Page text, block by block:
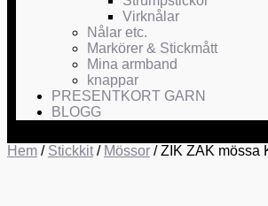
Virknålar
Nålar etc.
Markörer & Stickmått
Mina armband
knappar
PRESENTKORT GARN
BLOGG
Hem / Stickkit / Mössor / ZIK ZAK mössa